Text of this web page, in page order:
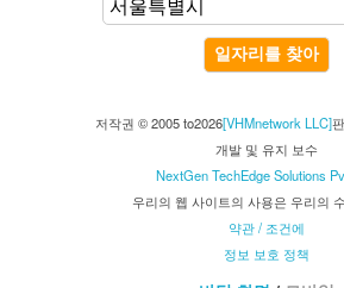
일자리를 찾아
저작권 © 2005 to2026[VHMnetwork LLC]
개발 및 유지 보수
NextGen TechEdge Solutions
우리의 웹 사이트의 사용은 우리의
약관 / 조건에
정보 보호 정책